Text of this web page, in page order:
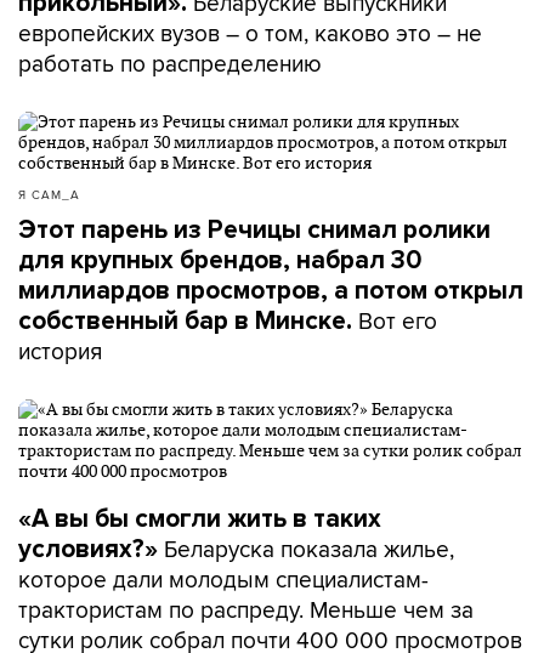
европейских вузов – о том, каково это – не
работать по распределению
Я САМ_А
Этот парень из Речицы снимал ролики
для крупных брендов, набрал 30
миллиардов просмотров, а потом открыл
собственный бар в Минске. Вот его
история
«А вы бы смогли жить в таких
условиях?» Беларуска показала жилье,
которое дали молодым специалистам-
трактористам по распреду. Меньше чем за
сутки ролик собрал почти 400 000 просмотров